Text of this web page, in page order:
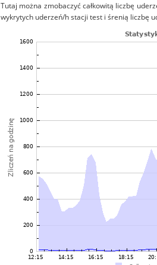
Tutaj można zmobaczyć całkowitą liczbę
wykrytych uderzeń/h stacji test i śrenią liczbę